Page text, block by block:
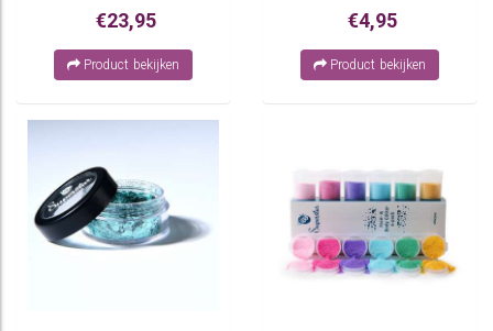
Verberk
€23,95
Product bekijken
€4,95
Product bekijken